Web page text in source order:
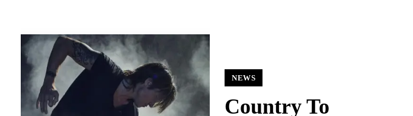
NEWS
Country To